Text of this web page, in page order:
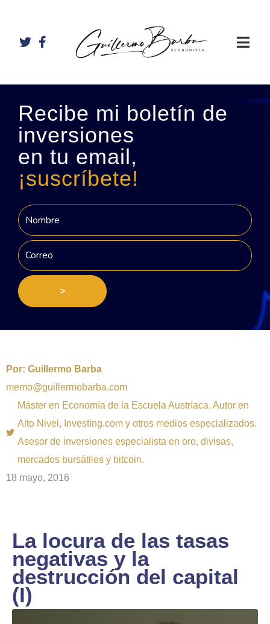
Recibe mi boletín de
inversiones
en tu email,
¡suscríbete!
>
Por: Guillermo Barba
memo@guillermobarba.com
Máster en Economía de la Escuela Austríaca. Autor en
Alto Nivel, Investing.com y otros medios especializados.
Asesor de inversiones especialista en oro, divisas,
mercados bursátiles y bitcoin.
18 mayo, 2016
La locura de las tasas
negativas y la
destrucción del capital
(I)